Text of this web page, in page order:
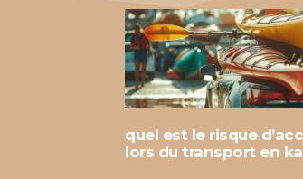
quel est le risque
lors du transport en